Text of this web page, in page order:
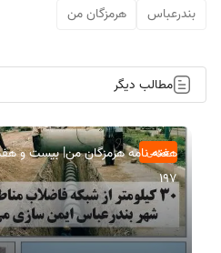
بندرعباس هرمزگان من
مطالب دیگر
عمومی
197